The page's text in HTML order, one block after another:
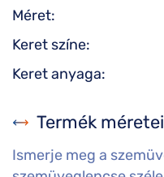
Méret:
Keret színe:
Keret anyaga:
Termék méretei
Ismerje meg a